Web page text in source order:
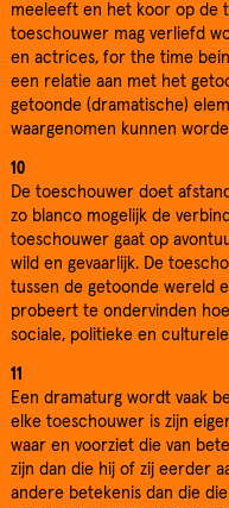
meeleeft en het koor op de
toeschouwer mag verliefd
en actrices, for the time
een relatie aan met het
getoonde (dramatische)
waargenomen kunnen
10
De toeschouwer doet
zo blanco mogelijk de
toeschouwer gaat op
wild en gevaarlijk. De
tussen de getoonde wereld
probeert te ondervinden
sociale, politieke en
11
Een dramaturg wordt vaak
elke toeschouwer is zijn
waar en voorziet die van
zijn dan die hij of zij eerder
andere betekenis dan die